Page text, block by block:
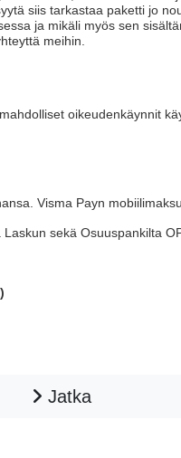
siis tarkastaa paketti jo
ja mikäli myös sen
meihin.
oikeudenkäynnit
Visma Payn
sekä Osuuspankilta
Jatka